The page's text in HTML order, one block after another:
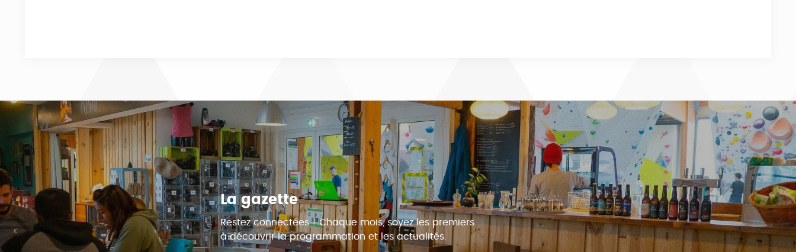
La gazette
Restez connectées ! Chaque mois, soyez les premiers
à découvrir la programmation et les actualités.